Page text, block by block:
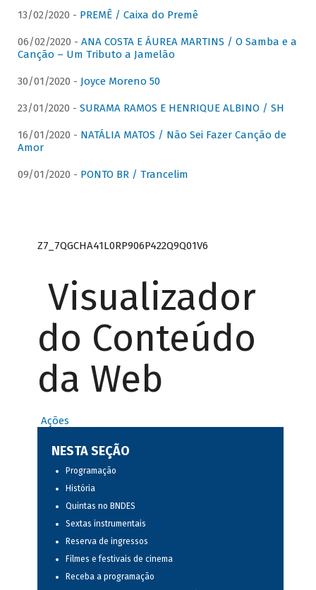
13/02/2020 - PREMÊ / Caixa do Premê
06/02/2020 - ANA COSTA E ÁUREA MARTINS / O Samba e a
Canção – Um Tributo a Jamelão
30/01/2020 - Joyce Moreno 50
23/01/2020 - SURAMA RAMOS E HENRIQUE ALBINO / SH
16/01/2020 - NATÁLIA MATOS / Não Sei Fazer Canção de
Amor
09/01/2020 - PONTO BR / Trancelim
Z7_7QGCHA41L0RP906P422Q9Q01V6
Visualizador
do Conteúdo
da Web
Ações
NESTA SEÇÃO
Programação
História
Quintas no BNDES
Sextas instrumentais
Reserva de ingressos
Filmes e festivais de cinema
Receba a programação